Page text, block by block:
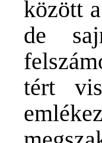
között
de
tért